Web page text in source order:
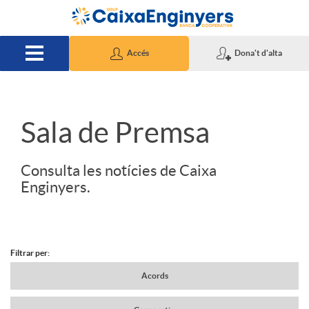
Salta al contingut principal
Accés Dona't d'alta
S
d
Sala de Premsa
Consulta les notícies de Caixa
Enginyers.
N
Filtrar per:
Acords